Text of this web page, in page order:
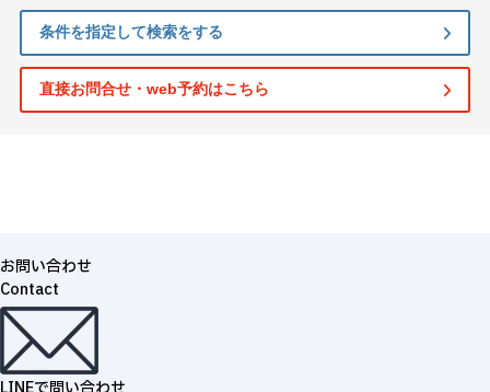
条件を指定して検索をする
直接お問合せ・web予約はこちら
お問い合わせ
Contact